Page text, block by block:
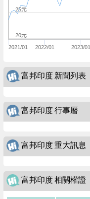
2021/01 2022/01 2023/01
20元
25元
富邦印度 新聞列表
富邦印度 行事曆
富邦印度 重大訊息
富邦印度 相關權證